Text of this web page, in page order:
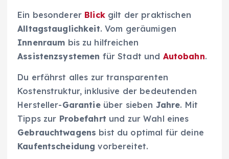
Ein besonderer Blickgilt der praktischen
Alltagstauglichkeit. Vom geräumigen
Innenraum bis zu hilfreichen
Assistenzsystemen für Stadt und Autobahn.
Du erfährst alles zur transparenten
Kostenstruktur, inklusive der bedeutenden
Hersteller-Garantieüber sieben Jahre. Mit
Tipps zur Probefahrt und zur Wahl eines
Gebrauchtwagens bist du optimal für deine
Kaufentscheidung vorbereitet.